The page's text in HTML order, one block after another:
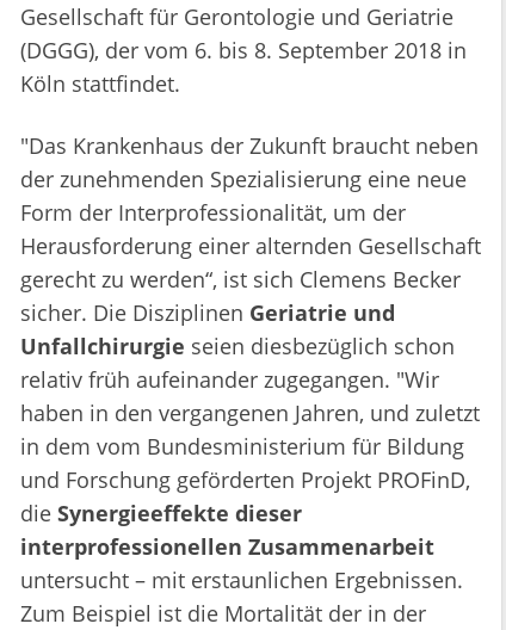
Gesellschaft für Gerontologie und Geriatrie
(DGGG), der vom 6. bis 8. September 2018 in
Köln stattfindet.
"Das Krankenhaus der Zukunft braucht neben
der zunehmenden Spezialisierung eine neue
Form der Interprofessionalität, um der
Herausforderung einer alternden Gesellschaft
gerecht zu werden“, ist sich Clemens Becker
sicher. Die Disziplinen Geriatrie und
Unfallchirurgie seien diesbezüglich schon
relativ früh aufeinander zugegangen. "Wir
haben in den vergangenen Jahren, und zuletzt
in dem vom Bundesministerium für Bildung
und Forschung geförderten Projekt PROFinD,
die Synergieeffekte dieser
interprofessionellen Zusammenarbeit
untersucht – mit erstaunlichen Ergebnissen.
Zum Beispiel ist die Mortalität der in der